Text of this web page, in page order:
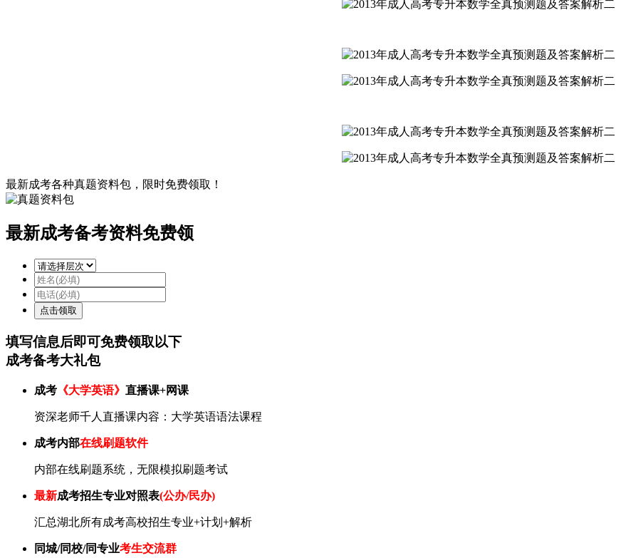
最新成考各种真题资料包，限时免费领取！
最新成考备考资料免费领
填写信息后即可免费领取以下
成考备考大礼包
成考 《大学英语》 直播课+网课
资深老师千人直播课内容：大学英语语法课程
成考内部在线刷题软件
内部在线刷题系统，无限模拟刷题考试
最新成考招生专业对照表(公办/民办)
汇总湖北所有成考高校招生专业+计划+解析
同城/同校/同专业考生交流群